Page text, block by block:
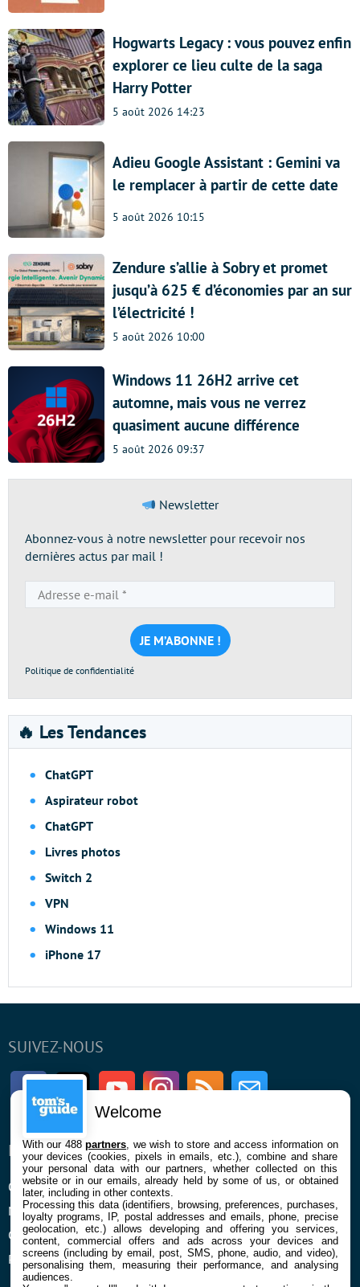
Hogwarts Legacy : vous pouvez enfin
explorer ce lieu culte de la saga
Harry Potter
5 août 2026 14:23
Adieu Google Assistant : Gemini va
le remplacer à partir de cette date
5 août 2026 10:15
Zendure s’allie à Sobry et promet
jusqu’à 625 € d’économies par an sur
l’électricité !
5 août 2026 10:00
Windows 11 26H2 arrive cet
automne, mais vous ne verrez
quasiment aucune différence
5 août 2026 09:37
Newsletter
Abonnez-vous à notre newsletter pour recevoir nos
dernières actus par mail !
e-
mail
*
Politique de confidentialité
🔥 Les Tendances
ChatGPT
Aspirateur robot
ChatGPT
Livres photos
Switch 2
VPN
Windows 11
iPhone 17
SUIVEZ-NOUS
FacebookTwitter Youtube InstagramRSS Newsletter
ENTREPRISE
Qui sommes nous
Mentions légales et CGU
Confidentialité et Cookies
Préférences cookies
À PROPOS
La rédaction
Contact
Welcome
With our 488partners , we wish to store and access information on
your devices (cookies, pixels in emails, etc.), combine and share
your personal data with our partners, whether collected on this
website or in our emails, already held by some of us, or obtained
later, including in other contexts.
Processing this data (identifiers, browsing, preferences, purchases,
loyalty programs, IP, postal addresses and emails, phone, precise
geolocation, etc.) allows developing and offering you services,
content, commercial offers and ads across your devices and
screens (including by email, post, SMS, phone, audio, and video),
personalising them, measuring their performance, and analysing
audiences.